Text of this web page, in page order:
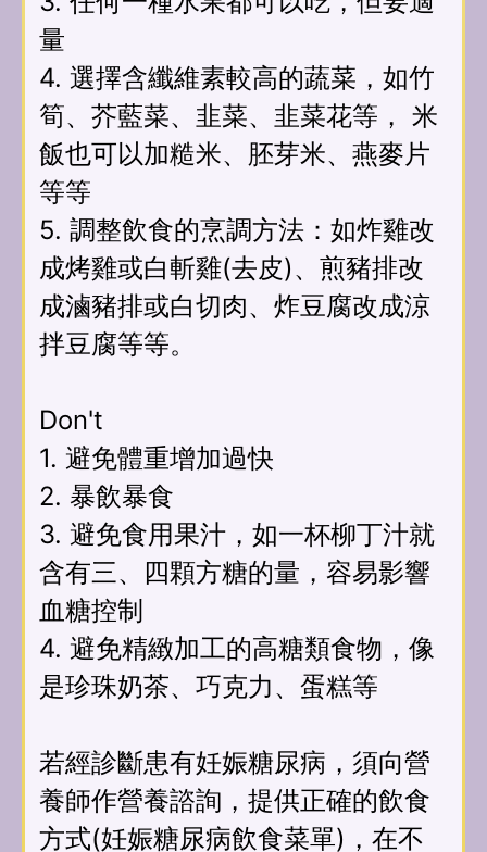
量
4. 選擇含纖維素較高的蔬菜，如竹
筍、芥藍菜、韭菜、韭菜花等， 米
飯也可以加糙米、胚芽米、燕麥片
等等
5. 調整飲食的烹調方法：如炸雞改
成烤雞或白斬雞(去皮)、煎豬排改
成滷豬排或白切肉、炸豆腐改成涼
拌豆腐等等。
Don't
1. 避免體重增加過快
2. 暴飲暴食
3. 避免食用果汁，如一杯柳丁汁就
含有三、四顆方糖的量，容易影響
血糖控制
4. 避免精緻加工的高糖類食物，像
是珍珠奶茶、巧克力、蛋糕等
若經診斷患有妊娠糖尿病，須向營
養師作營養諮詢，提供正確的飲食
方式(妊娠糖尿病飲食菜單)，在不